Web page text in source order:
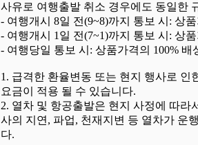
사유로 여행출발 취소 경우에도 동일한
- 여행개시 8일 전(9~8)까지 통보 시: 상
- 여행개시 1일 전(7~1)까지 통보 시: 상
- 여행당일 통보 시: 상품가격의 100% 배
1. 급격한 환율변동 또는 현지 행사로
요금이 적용 될 수 있습니다.
2. 열차 및 항공출발은 현지 사정에 따
사의 지연, 파업, 천재지변 등 열차가 운
다.